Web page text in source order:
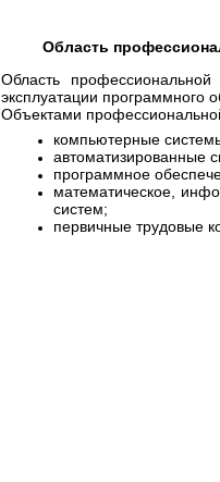
Область
Область
эксплуатации программного
Объектами
компьютерные
автоматизированные
программное
математическое,
систем;
первичные трудовые